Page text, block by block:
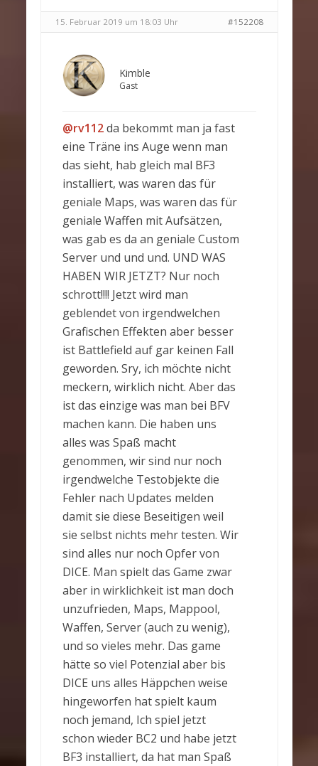
15. Februar 2019 um 18:03 Uhr #152208
Kimble
Gast
@rv112da bekommt man ja fast
eine Träne ins Auge wenn man
das sieht, hab gleich mal BF3
installiert, was waren das für
geniale Maps, was waren das für
geniale Waffen mit Aufsätzen,
was gab es da an geniale Custom
Server und und und. UND WAS
HABEN WIR JETZT? Nur noch
schrott!!!! Jetzt wird man
geblendet von irgendwelchen
Grafischen Effekten aber besser
ist Battlefield auf gar keinen Fall
geworden. Sry, ich möchte nicht
meckern, wirklich nicht. Aber das
ist das einzige was man bei BFV
machen kann. Die haben uns
alles was Spaß macht
genommen, wir sind nur noch
irgendwelche Testobjekte die
Fehler nach Updates melden
damit sie diese Beseitigen weil
sie selbst nichts mehr testen. Wir
sind alles nur noch Opfer von
DICE. Man spielt das Game zwar
aber in wirklichkeit ist man doch
unzufrieden, Maps, Mappool,
Waffen, Server (auch zu wenig),
und so vieles mehr. Das game
hätte so viel Potenzial aber bis
DICE uns alles Häppchen weise
hingeworfen hat spielt kaum
noch jemand, Ich spiel jetzt
schon wieder BC2 und habe jetzt
BF3 installiert, da hat man Spaß